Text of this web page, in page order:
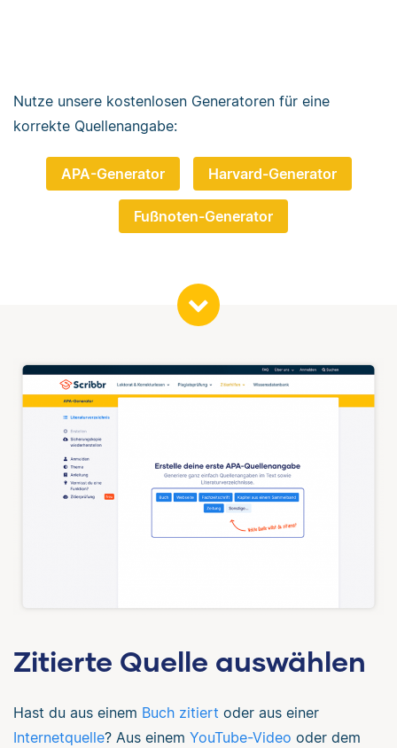
Nutze unsere kostenlosen Generatoren für eine
korrekte Quellenangabe:
APA-Generator Harvard-Generator
Fußnoten-Generator
Zitierte Quelle auswählen
Hast du aus einem Buch zitiert oder aus einer
Internetquelle? Aus einem YouTube-Video oder dem